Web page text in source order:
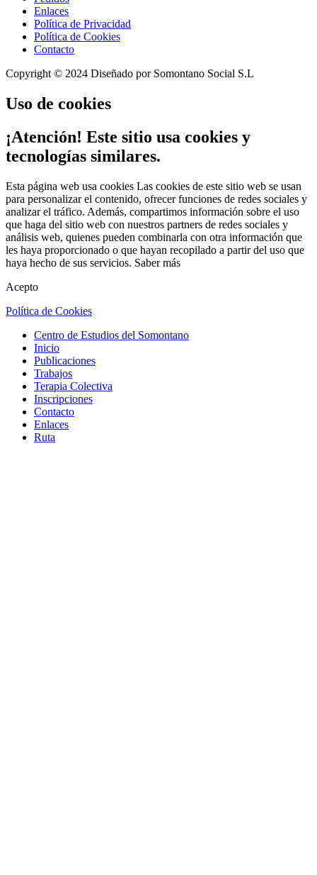
Enlaces
Política de Privacidad
Política de Cookies
Contacto
Copyright © 2024 Diseñado por Somontano Social S.L
Uso de cookies
¡Atención! Este sitio usa cookies y
tecnologías similares.
Esta página web usa cookies Las cookies de este sitio web se usan
para personalizar el contenido, ofrecer funciones de redes sociales y
analizar el tráfico. Además, compartimos información sobre el uso
que haga del sitio web con nuestros partners de redes sociales y
análisis web, quienes pueden combinarla con otra información que
les haya proporcionado o que hayan recopilado a partir del uso que
haya hecho de sus servicios. Saber más
Acepto
Política de Cookies
Centro de Estudios del Somontano
Inicio
Publicaciones
Trabajos
Terapia Colectiva
Inscripciones
Contacto
Enlaces
Ruta